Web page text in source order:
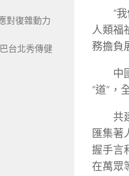
“
人類福
務擔負
中
“道”，
共
匯集著
握手言
在萬眾
對復雜動力
台北秀傳健